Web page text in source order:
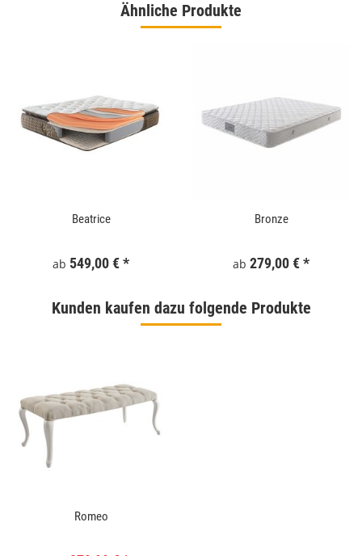
Ähnliche Produkte
Beatrice
ab 549,00 €*
Bronze
ab 279,00 €*
Kunden kaufen dazu folgende Produkte
Romeo